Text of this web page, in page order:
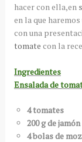
hacer con ella,en
en la que
con una
tomate con la
Ingredientes
Ensalada de
4 tomates
200 g de jamón
4 bolas de